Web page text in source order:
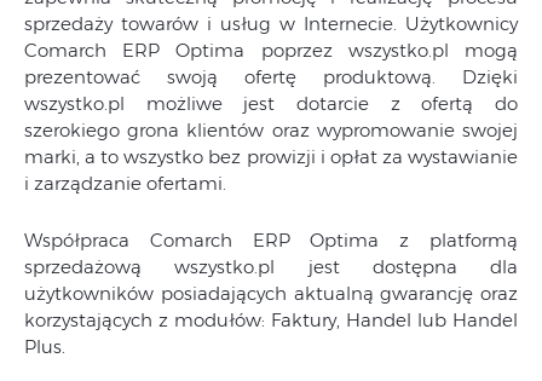
sprzedaży towarów i usług w Internecie. Użytkownicy
Comarch ERP Optima poprzez wszystko.pl mogą
prezentować swoją ofertę produktową. Dzięki
wszystko.pl możliwe jest dotarcie z ofertą do
szerokiego grona klientów oraz wypromowanie swojej
marki, a to wszystko bez prowizji i opłat za wystawianie
i zarządzanie ofertami.
Współpraca Comarch ERP Optima z platformą
sprzedażową wszystko.pl jest dostępna dla
użytkowników posiadających aktualną gwarancję oraz
korzystających z modułów: Faktury, Handel lub Handel
Plus.